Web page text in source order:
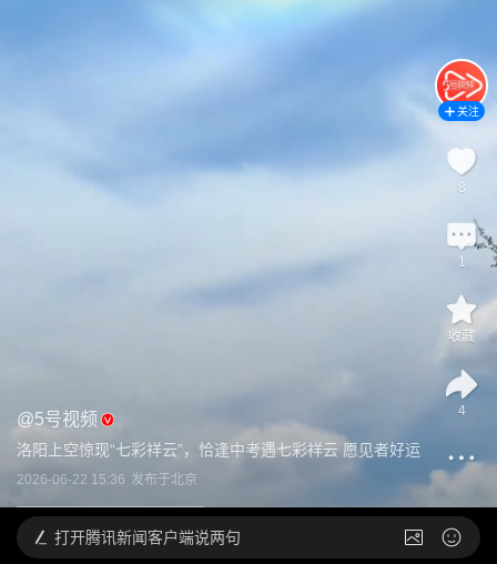
@5号视频
洛阳上空惊现“七彩祥云”，恰逢中考遇七彩祥云 愿见者好运
2026-06-22 15:36 发布于北京
关注
8
1
收藏
4
打开腾讯新闻客户端说两句